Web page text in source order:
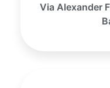
Via Alexander